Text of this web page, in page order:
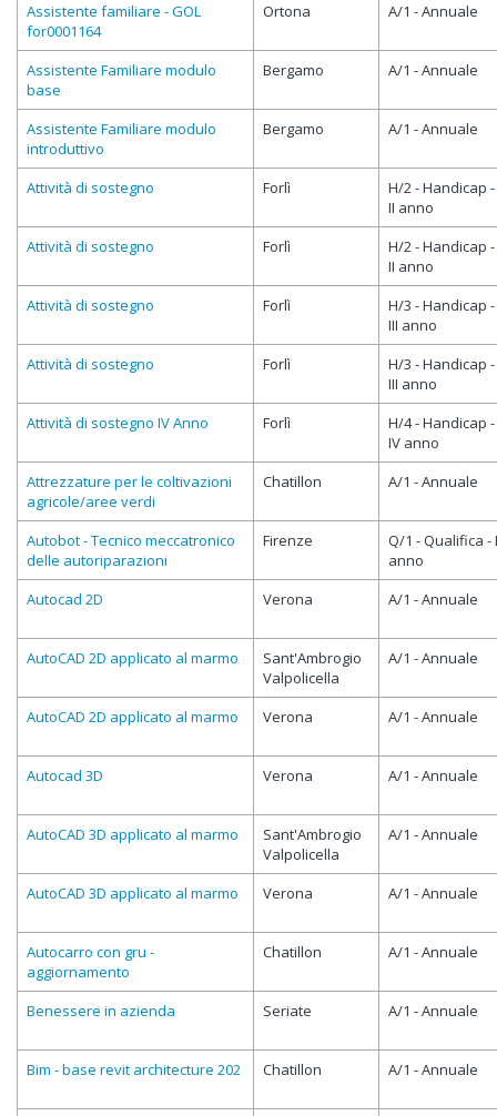
Assistente familiare - GOL
for0001164
Ortona A/1 - Annuale
Assistente Familiare modulo
base
Bergamo A/1 - Annuale
Assistente Familiare modulo
introduttivo
Bergamo A/1 - Annuale
Attività di sostegno Forlì
H/2 - Handicap -
II anno
Attività di sostegno
Forlì
H/2 - Handicap -
II anno
Attività di sostegno
Forlì
H/3 - Handicap -
III anno
Attività di sostegno
Forlì
H/3 - Handicap -
III anno
Attività di sostegno IV Anno
Forlì
H/4 - Handicap -
IV anno
Attrezzature per le coltivazioni
agricole/aree verdi
Chatillon A/1 - Annuale
Autobot - Tecnico meccatronico
delle autoriparazioni
Firenze
Q/1 - Qualifica - I
anno
Autocad 2D
Verona A/1 - Annuale
AutoCAD 2D applicato al marmo
Sant'Ambrogio
Valpolicella
A/1 - Annuale
AutoCAD 2D applicato al marmo Verona A/1 - Annuale
Autocad 3D Verona A/1 - Annuale
AutoCAD 3D applicato al marmo
Sant'Ambrogio
Valpolicella
A/1 - Annuale
AutoCAD 3D applicato al marmo Verona A/1 - Annuale
Autocarro con gru -
aggiornamento
Chatillon A/1 - Annuale
Benessere in azienda Seriate A/1 - Annuale
Bim - base revit architecture 202 Chatillon A/1 - Annuale